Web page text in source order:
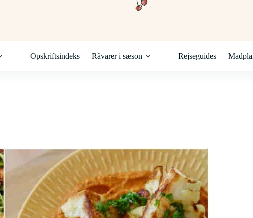
Opskriftsindeks Råvarer i sæson Rejseguides